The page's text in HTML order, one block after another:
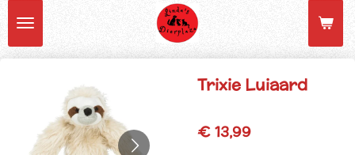
Trixie Luiaard
€ 13,99